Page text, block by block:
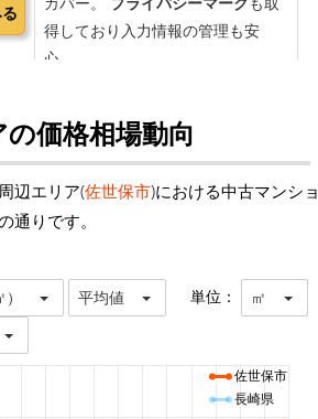
価格相場動向
辺エリア(佐世保市)における中古マンシ
通りです。
平均値 単位： ㎡
佐世保市
長崎県